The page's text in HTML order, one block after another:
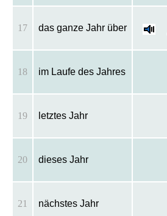
17 das ganze Jahr über
18 im Laufe des Jahres
19 letztes Jahr
20 dieses Jahr
21 nächstes Jahr